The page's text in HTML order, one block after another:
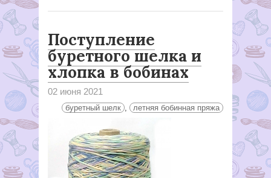
Поступление
буретного шелка и
хлопка в бобинах
02 июня 2021
буретный шелк летняя бобинная пряжа